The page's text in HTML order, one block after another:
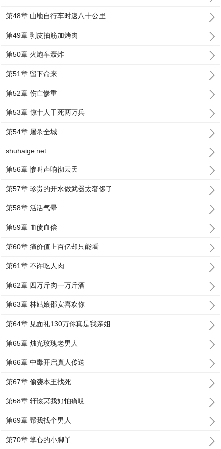
第48章 山地自行车时速八十公里
第49章 剥皮抽筋加烤肉
第50章 火炮车轰炸
第51章 留下命来
第52章 伤亡惨重
第53章 惊十人干死两万兵
第54章 屠杀全城
shuhaige net
第56章 惨叫声响彻云天
第57章 珍贵的开水做武器太奢侈了
第58章 活活气晕
第59章 血债血偿
第60章 痛价值上百亿却只能看
第61章 不许吃人肉
第62章 四万斤肉一万斤酒
第63章 林姑娘邵安喜欢你
第64章 见面礼130万你真是我亲姐
第65章 烛光玫瑰老男人
第66章 中毒开启真人传送
第67章 偷袭本王找死
第68章 轩辕冥我好怕痛哎
第69章 帮我找个男人
第70章 掌心的小脚丫